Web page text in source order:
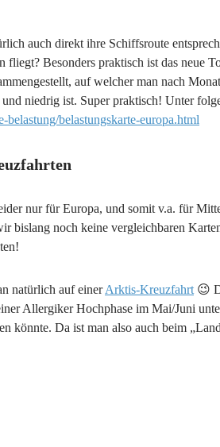
auch direkt ihre Schiffsroute
Besonders praktisch ist das neue
auf welcher man nach
niedrig ist. Super praktisch! Unter
belastungskarte-europa.html
nur für Europa, und somit v.a. für
bislang noch keine vergleichbaren
natürlich auf einerArktis-Kreuzfahrt 😉
Allergiker Hochphase im Mai/Juni
könnte. Da ist man also auch beim